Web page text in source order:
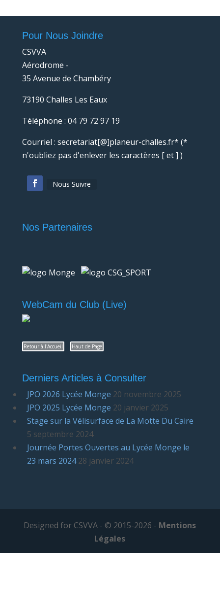
Pour Nous Joindre
CSVVA
Aérodrome -
35 Avenue de Chambéry
73190 Challes Les Eaux
Téléphone : 04 79 72 97 19
Courriel : secretariat[@]planeur-challes.fr* (*
n'oubliez pas d'enlever les caractères [ et ] )
Nous Suivre
Nos Partenaires
WebCam du Club (Live)
Retour à l'Accueil Haut de Page
Derniers Articles à Consulter
JPO 2026 Lycée Monge 20 novembre 2025
JPO 2025 Lycée Monge 20 janvier 2025
Stage sur la Vélisurface de La Motte Du Caire
5 septembre 2024
Journée Portes Ouvertes au Lycée Monge le
23 mars 2024 28 janvier 2024
Designed for CSVVA - © 2015-2026 - Mentions
Légales